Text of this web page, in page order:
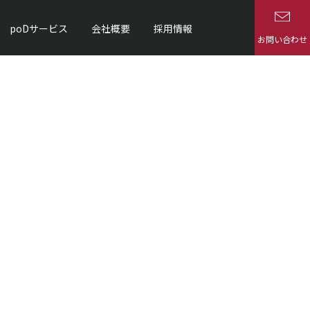
poDサービス 会社概要 採用情報
お問い合わせ